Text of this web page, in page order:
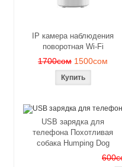
IP камера наблюдения
поворотная Wi-Fi
1700сом 1500сом
USB зарядка для
телефона Похотливая
собака Humping Dog